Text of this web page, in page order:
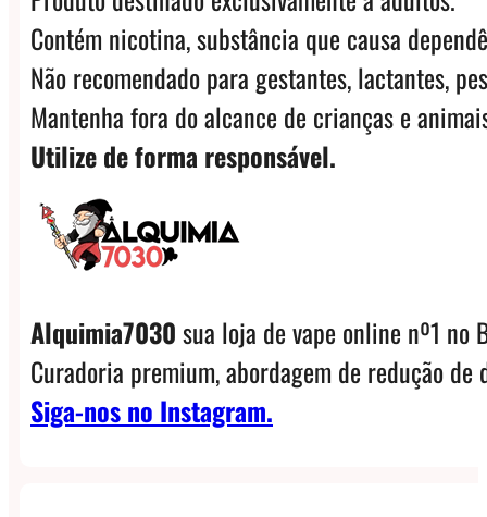
Contém nicotina, substância que causa
Não recomendado para gestantes, lactantes,
Mantenha fora do alcance de crianças e
Utilize de forma responsável.
Alquimia7030sua loja de vape online nº1 no
Curadoria premium, abordagem de redução
Siga-nos no Instagram.